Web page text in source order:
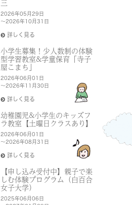
三
2026年05月29日
～2026年10月31日
詳しく見る
小学生募集！少人数制の体験
型学習教室&学童保育「寺子
屋こまち」
2026年06月01日
～2026年11月30日
詳しく見る
幼稚園児&小学生のキッズフ
ラ教室【土曜日クラスあり】
2026年06月01日
～2026年08月31日
詳しく見る
【申し込み受付中】親子で楽
しむ体験プログラム（白百合
女子大学）
2025年06月06日